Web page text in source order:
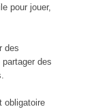
pour jouer,
des
des
obligatoire